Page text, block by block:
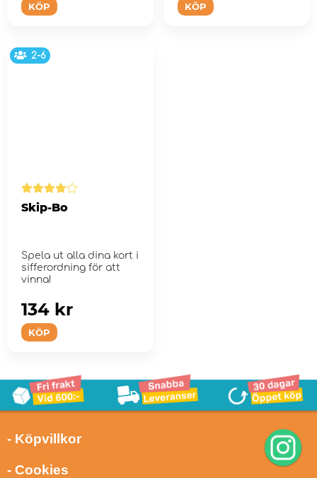
KÖP KÖP
2-6
Skip-Bo
Spela ut alla dina kort i
sifferordning för att
vinna!
KÖP
134 kr
- Köpvillkor
- Cookies